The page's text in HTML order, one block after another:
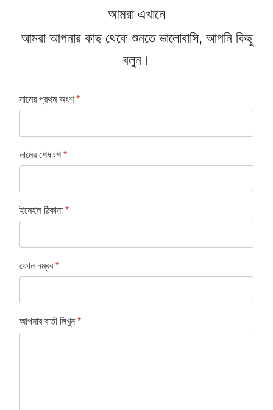
আমরা এখানে
আমরা আপনার কাছ থেকে শুনতে ভালোবাসি, আপনি কিছু
বলুন।
নামের প্রথম অংশ*
নামের শেষাংশ*
ইমেইল ঠিকানা *
ফোন নম্বর*
আপনার বার্তা লিখুন *